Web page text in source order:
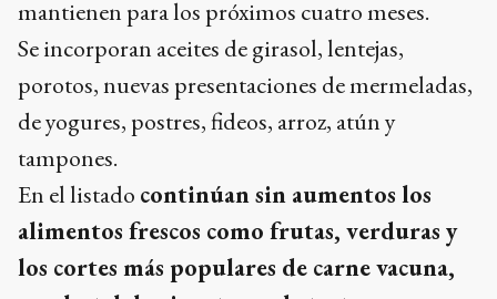
mantienen para los próximos cuatro meses.
Se incorporan aceites de girasol, lentejas,
porotos, nuevas presentaciones de mermeladas,
de yogures, postres, fideos, arroz, atún y
tampones.
En el listado continúan sin aumentos los
alimentos frescos como frutas, verduras y
los cortes más populares de carne vacuna,